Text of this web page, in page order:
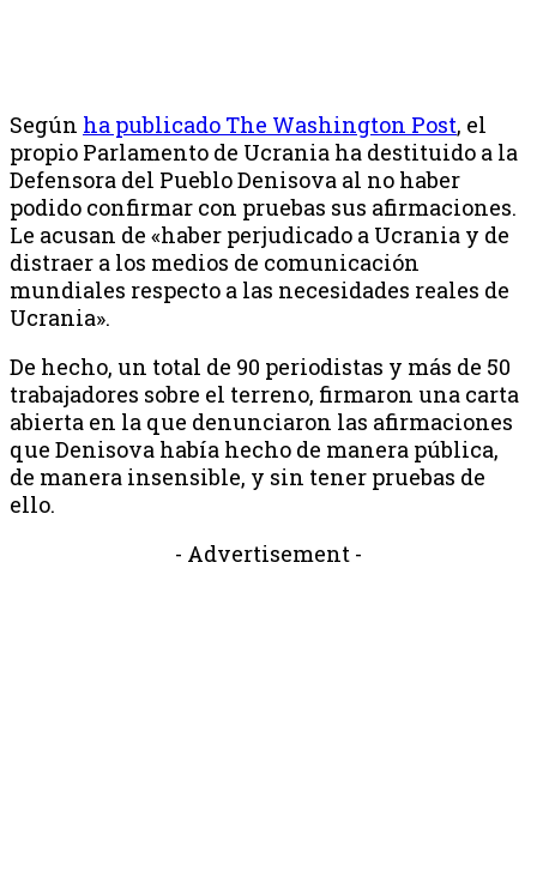
Según ha publicado The Washington Post, el
propio Parlamento de Ucrania ha destituido a la
Defensora del Pueblo Denisova al no haber
podido confirmar con pruebas sus afirmaciones.
Le acusan de «haber perjudicado a Ucrania y de
distraer a los medios de comunicación
mundiales respecto a las necesidades reales de
Ucrania».
De hecho, un total de 90 periodistas y más de 50
trabajadores sobre el terreno, firmaron una carta
abierta en la que denunciaron las afirmaciones
que Denisova había hecho de manera pública,
de manera insensible, y sin tener pruebas de
ello.
- Advertisement -